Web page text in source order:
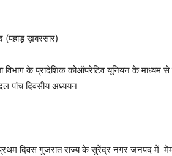
(पहाड़ ख़बरसार)
विभाग के प्रादेशिक कोऑपरेटिव यूनियन के
पांच दिवसीय अध्ययन
दिवस गुजरात राज्य के सुरेंद्र नगर जनपद में